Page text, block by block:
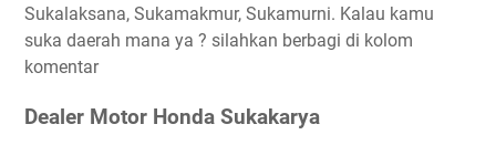
Sukalaksana, Sukamakmur, Sukamurni. Kalau kamu
suka daerah mana ya ? silahkan berbagi di kolom
komentar
Dealer Motor Honda Sukakarya